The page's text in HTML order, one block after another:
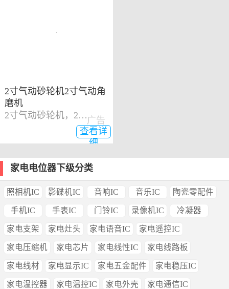
2寸气动砂轮机2寸气动角
磨机
2寸气动砂轮机，2寸气动角磨机
查看详
细
广告
家电电位器下级分类
照相机IC 影碟机IC 音响IC 音乐IC 陶瓷零配件
手机IC 手表IC 门铃IC 录像机IC 冷凝器
家电支架 家电灶头 家电语音IC 家电遥控IC
家电压缩机 家电芯片 家电线性IC 家电线路板
家电线材 家电显示IC 家电五金配件 家电稳压IC
家电温控器 家电温控IC 家电外壳 家电通信IC